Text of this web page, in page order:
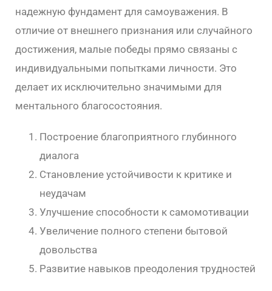
надежную фундамент для самоуважения. В
отличие от внешнего признания или случайного
достижения, малые победы прямо связаны с
индивидуальными попытками личности. Это
делает их исключительно значимыми для
ментального благосостояния.
Построение благоприятного глубинного
диалога
Становление устойчивости к критике и
неудачам
Улучшение способности к самомотивации
Увеличение полного степени бытовой
довольства
Развитие навыков преодоления трудностей